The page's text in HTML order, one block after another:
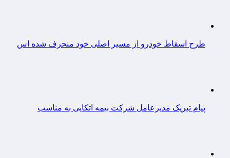
طرح اسقاط خودرو از مسیر اصلی خود منحرف شده اس
پیام تبریک مدیرعامل شرکت بیمه اتکایی به مناسب